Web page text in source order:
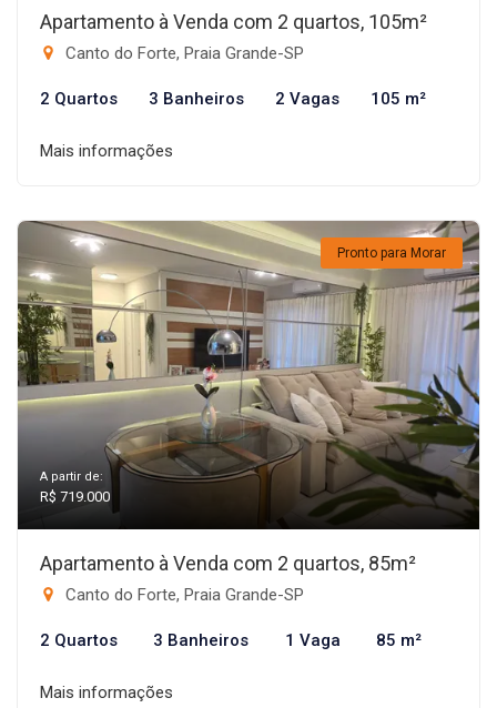
Apartamento à Venda com 2 quartos, 105m²
Canto do Forte, Praia Grande-SP
2 Quartos 3 Banheiros 2 Vagas 105 m²
Mais informações
Pronto para Morar
A partir de:
R$ 719.000
Apartamento à Venda com 2 quartos, 85m²
Canto do Forte, Praia Grande-SP
2 Quartos 3 Banheiros 1 Vaga 85 m²
Mais informações